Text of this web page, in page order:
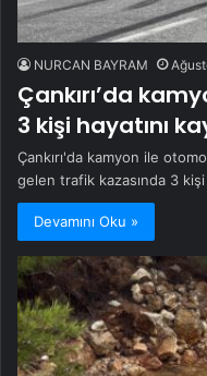
NURCAN BAYRAM
Çankırı’da
3 kişi hayatını
Çankırı'da kamyon ile
gelen trafik kazasında 3
Devamını Oku »